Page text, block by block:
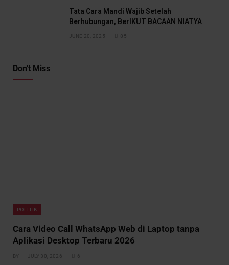
Tata Cara Mandi Wajib Setelah
Berhubungan, BerIKUT BACAAN NIATYA
JUNE 20, 2025 85
Don't Miss
POLITIK
Cara Video Call WhatsApp Web di Laptop tanpa
Aplikasi Desktop Terbaru 2026
BY JULY 30, 2026 6